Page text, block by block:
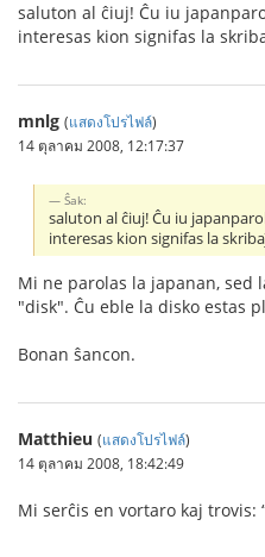
saluton al ĉiuj! Ĉu iu
interesas kion signifas la
mnlg (แสดงโปรไฟล์)
14 ตุลาคม 2008, 12:17:37
Ŝak:
saluton al ĉiuj! Ĉu iu
interesas kion signifas la
Mi ne parolas la japanan, sed
"disk". Ĉu eble la disko estas
Bonan ŝancon.
Matthieu (แสดงโปรไฟล์)
14 ตุลาคม 2008, 18:42:49
Mi serĉis en vortaro kaj trovis: